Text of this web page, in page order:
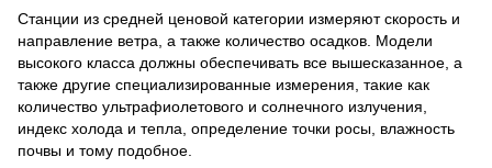
Станции из средней ценовой категории измеряют скорость и
направление ветра, а также количество осадков. Модели
высокого класса должны обеспечивать все вышесказанное, а
также другие специализированные измерения, такие как
количество ультрафиолетового и солнечного излучения,
индекс холода и тепла, определение точки росы, влажность
почвы и тому подобное.